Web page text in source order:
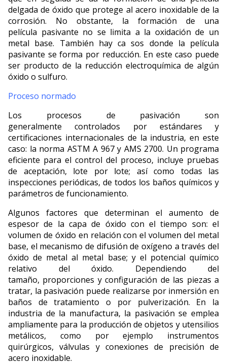
delgada de óxido que protege al acero inoxidable de la
corrosión. No obstante, la formación de una
película pasivante no se limita a la oxidación de un
metal base. También hay ca sos donde la película
pasivante se forma por reducción. En este caso puede
ser producto de la reducción electroquímica de algún
óxido o sulfuro.
Proceso normado
Los procesos de pasivación son
generalmente controlados por estándares y
certificaciones internacionales de la industria, en este
caso: la norma ASTM A 967 y AMS 2700. Un programa
eficiente para el control del proceso, incluye pruebas
de aceptación, lote por lote; así como todas las
inspecciones periódicas, de todos los baños químicos y
parámetros de funcionamiento.
Algunos factores que determinan el aumento de
espesor de la capa de óxido con el tiempo son: el
volumen de óxido en relación con el volumen del metal
base, el mecanismo de difusión de oxígeno a través del
óxido de metal al metal base; y el potencial químico
relativo del óxido. Dependiendo del
tamaño, proporciones y configuración de las piezas a
tratar, la pasivación puede realizarse por inmersión en
baños de tratamiento o por pulverización. En la
industria de la manufactura, la pasivación se emplea
ampliamente para la producción de objetos y utensilios
metálicos, como por ejemplo instrumentos
quirúrgicos, válvulas y conexiones de precisión de
acero inoxidable.